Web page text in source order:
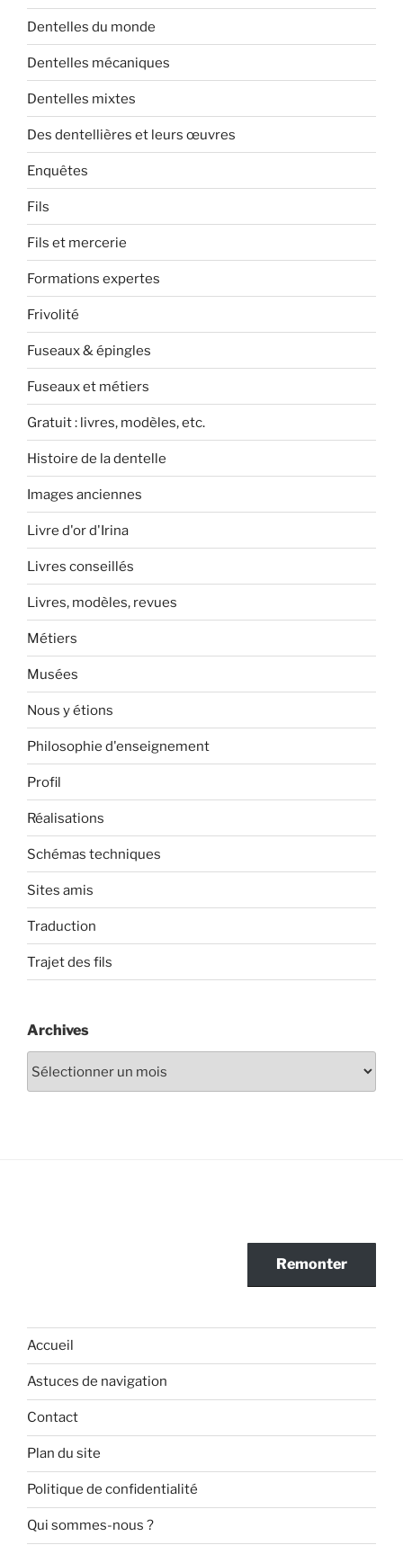
Dentelles du monde
Dentelles mécaniques
Dentelles mixtes
Des dentellières et leurs œuvres
Enquêtes
Fils
Fils et mercerie
Formations expertes
Frivolité
Fuseaux & épingles
Fuseaux et métiers
Gratuit : livres, modèles, etc.
Histoire de la dentelle
Images anciennes
Livre d'or d'Irina
Livres conseillés
Livres, modèles, revues
Métiers
Musées
Nous y étions
Philosophie d'enseignement
Profil
Réalisations
Schémas techniques
Sites amis
Traduction
Trajet des fils
Archives
Remonter
Accueil
Astuces de navigation
Contact
Plan du site
Politique de confidentialité
Qui sommes-nous ?